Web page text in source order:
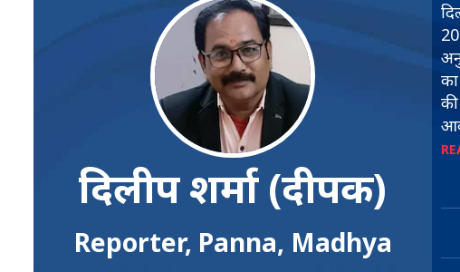
दिलीप शर्मा (दीपक)
Reporter, Panna, Madhya